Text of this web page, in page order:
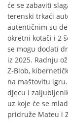
će se zabaviti
terenski trkaći
autentičnim su
okretni kotači i 2
se mogu dodati
iz 2025. Radnju
Z-Blob,
na maštovitu
djecu i
uz koje će se
pridruže Mateu i